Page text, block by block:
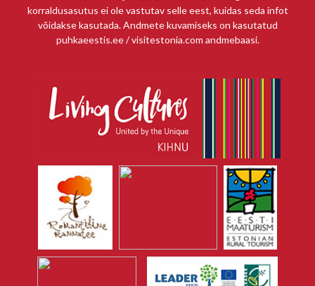
korraldusasutus ei ole vastutav selle eest, kuidas seda infot
võidakse kasutada. Andmete kuvamiseks on kasutatud
puhkaeestis.ee / visitestonia.com andmebaasi.